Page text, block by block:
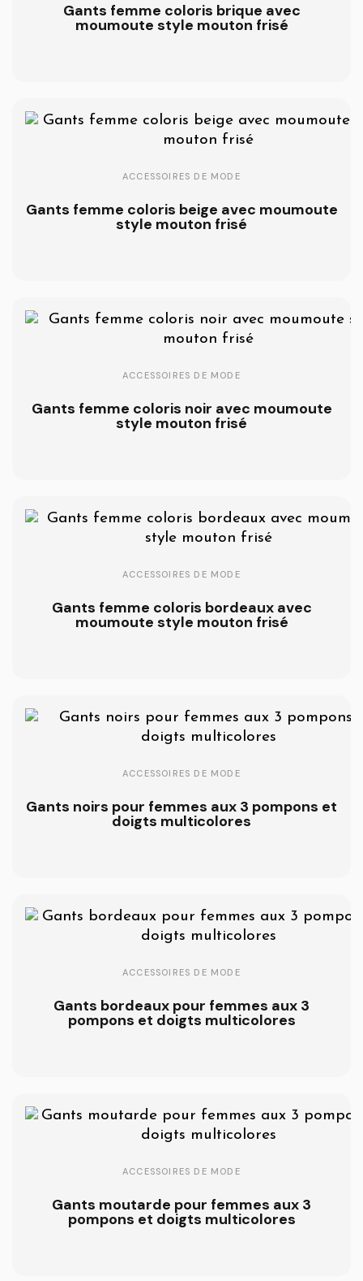
Gants femme coloris brique avec
moumoute style mouton frisé
ACCESSOIRES DE MODE
Gants femme coloris beige avec moumoute
style mouton frisé
ACCESSOIRES DE MODE
Gants femme coloris noir avec moumoute
style mouton frisé
ACCESSOIRES DE MODE
Gants femme coloris bordeaux avec
moumoute style mouton frisé
ACCESSOIRES DE MODE
Gants noirs pour femmes aux 3 pompons et
doigts multicolores
ACCESSOIRES DE MODE
Gants bordeaux pour femmes aux 3
pompons et doigts multicolores
ACCESSOIRES DE MODE
Gants moutarde pour femmes aux 3
pompons et doigts multicolores